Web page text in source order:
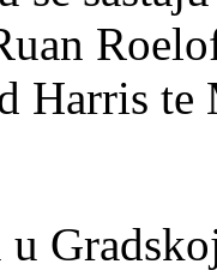
Harris te